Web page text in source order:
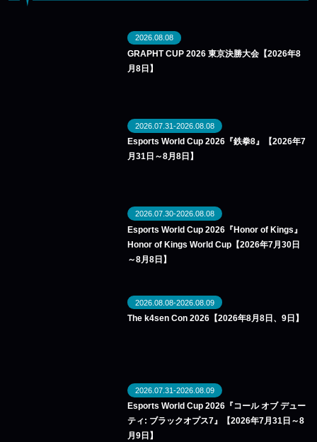
2026.08.08
GRAPHT CUP 2026 東京決勝大会【2026年8
月8日】
2026.07.31-2026.08.08
Esports World Cup 2026『鉄拳8』【2026年7
月31日～8月8日】
2026.07.30-2026.08.08
Esports World Cup 2026『Honor of Kings』
Honor of Kings World Cup【2026年7月30日
～8月8日】
2026.08.08-2026.08.09
The k4sen Con 2026【2026年8月8日、9日】
2026.07.31-2026.08.09
Esports World Cup 2026『コール オブ デュー
ティ: ブラックオプス7』【2026年7月31日～8
月9日】